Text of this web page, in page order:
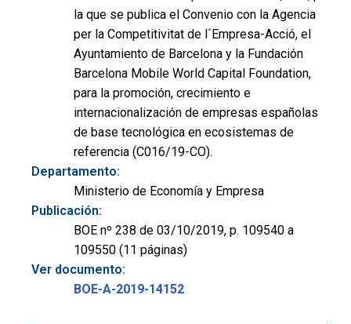
la que se publica el Convenio con la Agencia
per la Competitivitat de l´Empresa-Acció, el
Ayuntamiento de Barcelona y la Fundación
Barcelona Mobile World Capital Foundation,
para la promoción, crecimiento e
internacionalización de empresas españolas
de base tecnológica en ecosistemas de
referencia (C016/19-CO).
Departamento:
Ministerio de Economía y Empresa
Publicación:
BOE nº 238 de 03/10/2019, p. 109540 a
109550 (11 páginas)
Ver documento:
BOE-A-2019-14152